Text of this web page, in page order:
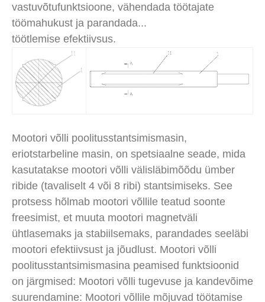
vastuvõtufunktsioone, vähendada töötajate
töömahukust ja parandada...
töötlemise efektiivsus.
Mootori võlli poolitusstantsimismasin,
eriotstarbeline masin, on spetsiaalne seade, mida
kasutatakse mootori võlli välisläbimõõdu ümber
ribide (tavaliselt 4 või 8 ribi) stantsimiseks. See
protsess hõlmab mootori võllile teatud soonte
freesimist, et muuta mootori magnetväli
ühtlasemaks ja stabiilsemaks, parandades seeläbi
mootori efektiivsust ja jõudlust. Mootori võlli
poolitusstantsimismasina peamised funktsioonid
on järgmised: Mootori võlli tugevuse ja kandevõime
suurendamine: Mootori võllile mõjuvad töötamise